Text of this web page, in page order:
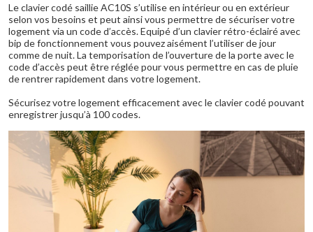
Le clavier codé saillie AC10S s’utilise en intérieur ou en extérieur
selon vos besoins et peut ainsi vous permettre de sécuriser votre
logement via un code d’accès. Equipé d’un clavier rétro-éclairé avec
bip de fonctionnement vous pouvez aisément l’utiliser de jour
comme de nuit. La temporisation de l’ouverture de la porte avec le
code d’accès peut être réglée pour vous permettre en cas de pluie
de rentrer rapidement dans votre logement.
Sécurisez votre logement efficacement avec le clavier codé pouvant
enregistrer jusqu’à 100 codes.